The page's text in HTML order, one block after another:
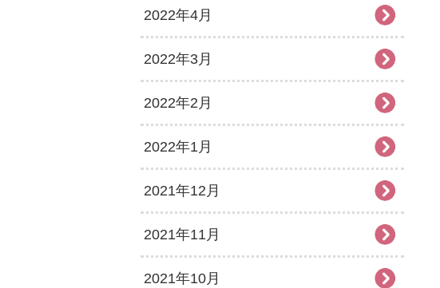
2022年4月
2022年3月
2022年2月
2022年1月
2021年12月
2021年11月
2021年10月